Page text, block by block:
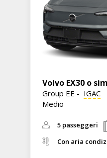
Volvo EX30 o
Group EE - IGAC
Medio
5 passeggeri
Con aria